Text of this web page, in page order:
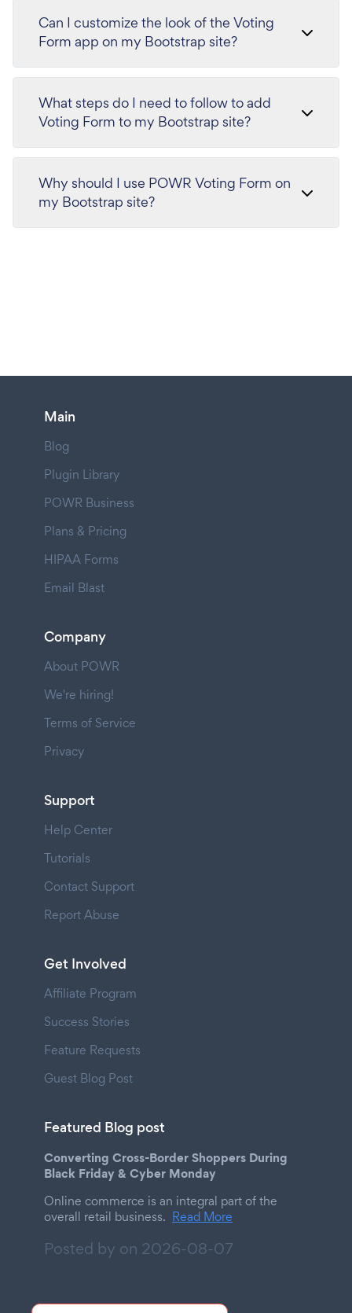
Can I customize the look of the Voting
Form app on my Bootstrap site?
What steps do I need to follow to add
Voting Form to my Bootstrap site?
Why should I use POWR Voting Form on
my Bootstrap site?
Main
Blog
Plugin Library
POWR Business
Plans & Pricing
HIPAA Forms
Email Blast
Company
About POWR
We're hiring!
Terms of Service
Privacy
Support
Help Center
Tutorials
Contact Support
Report Abuse
Get Involved
Affiliate Program
Success Stories
Feature Requests
Guest Blog Post
Featured Blog post
Converting Cross-Border Shoppers During
Black Friday & Cyber Monday
Online commerce is an integral part of the
overall retail business. Read More
Posted by on 2026-08-07